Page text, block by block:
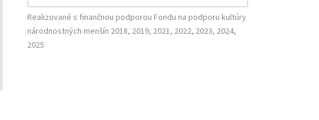
Realizované s finančnou podporou Fondu na podporu kultúry
národnostných menšín 2018, 2019, 2021, 2022, 2023, 2024,
2025